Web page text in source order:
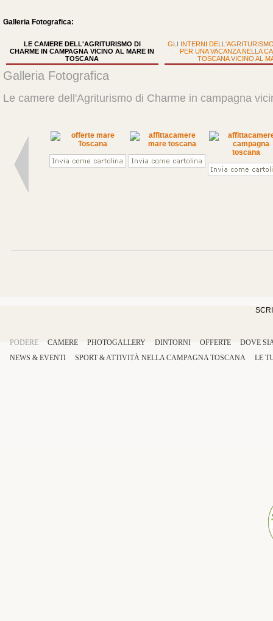
Galleria Fotografica:
LE CAMERE DELL'AGRITURISMO DI
CHARME IN CAMPAGNA VICINO AL MARE IN
TOSCANA
GLI INTERNI
PER UNA VACANZA NELLA
TOSCANA VICINO AL
Galleria Fotografica
Le camere dell'Agriturismo di Charme in campagna
PODERE CAMERE PHOTOGALLERY DINTORNI OFFERTE
DOVE
NEWS & EVENTI
SPORT&ATTIVITÀ NELLACAMPAGNA TOSCANA LE